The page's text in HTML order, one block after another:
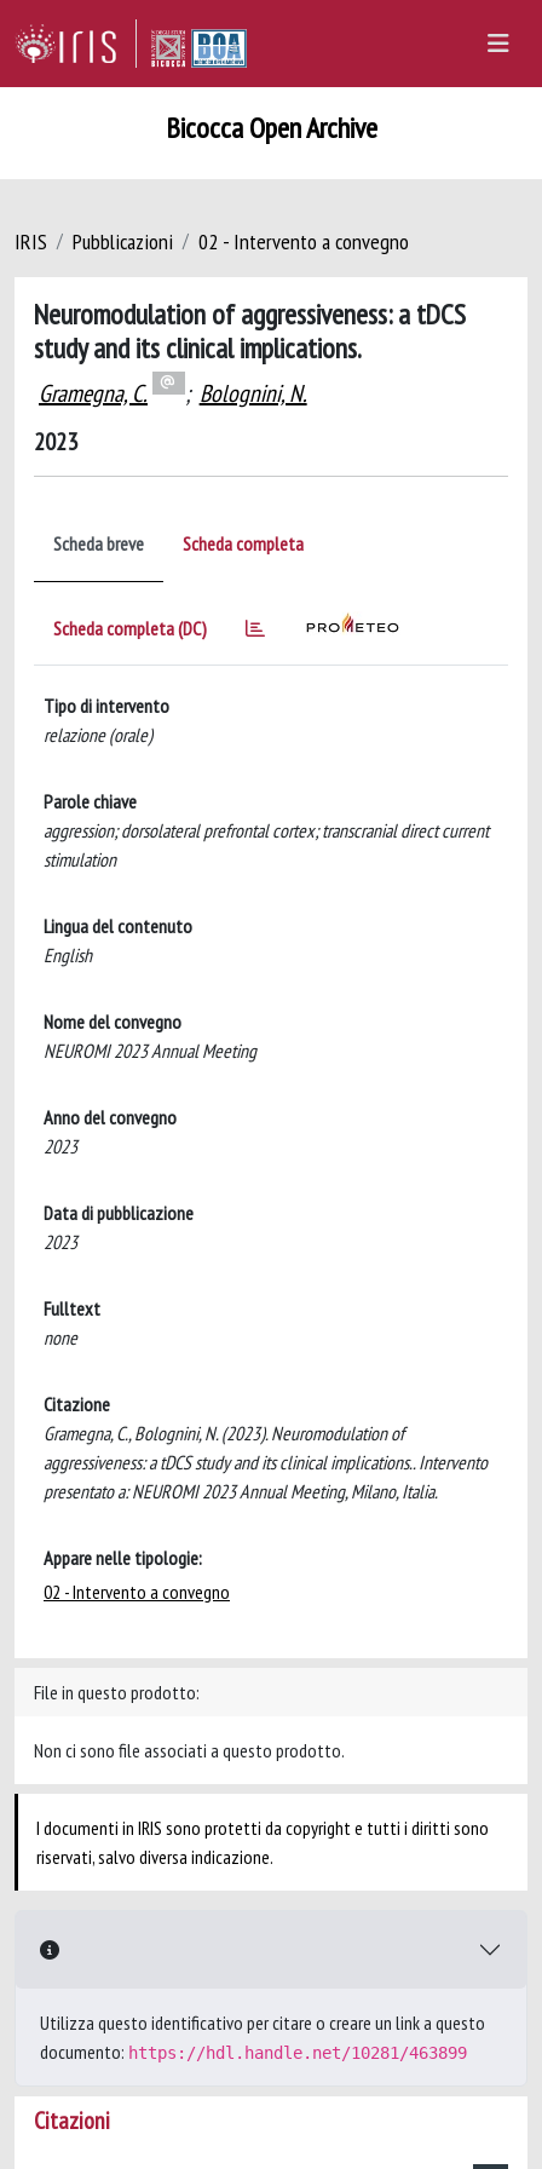
Bicocca Open Archive
IRIS Pubblicazioni 02 - Intervento a convegno
Neuromodulation of aggressiveness: a tDCS
study and its clinical implications.
Gramegna, C. ; Bolognini, N.
2023
Scheda breve Scheda completa
Scheda completa (DC)
Tipo di intervento
relazione (orale)
Parole chiave
aggression; dorsolateral prefrontal cortex; transcranial direct current
stimulation
Lingua del contenuto
English
Nome del convegno
NEUROMI 2023 Annual Meeting
Anno del convegno
2023
Data di pubblicazione
2023
Fulltext
none
Citazione
Gramegna, C., Bolognini, N. (2023). Neuromodulation of
aggressiveness: a tDCS study and its clinical implications.. Intervento
presentato a: NEUROMI 2023 Annual Meeting, Milano, Italia.
Appare nelle tipologie:
02 - Intervento a convegno
File in questo prodotto:
Non ci sono file associati a questo prodotto.
I documenti in IRIS sono protetti da copyright e tutti i diritti sono
riservati, salvo diversa indicazione.
Utilizza questo identificativo per citare o creare un link a questo
documento: https://hdl.handle.net/10281/463899
Citazioni